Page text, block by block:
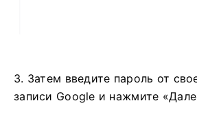
3. Затем введите пароль от
записи Google и нажмите